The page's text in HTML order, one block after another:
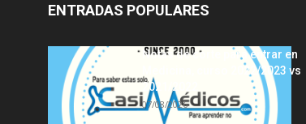
ENTRADAS POPULARES
Notas de corte para entrar en
Medicina, curso 2022/2023 vs
2021/2022
07/08/2026